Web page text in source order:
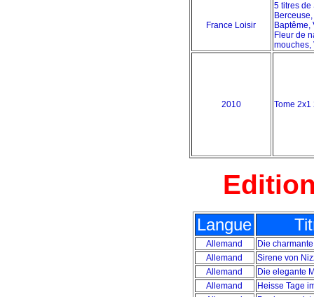
France Loisir
5 titres de
Baptême,
Fleur de
mouches,
2010 Tome 2x1
Langue
Allemand
Die
Allemand
Sirene von
Allemand
Die elegante
Allemand
Heisse Tage